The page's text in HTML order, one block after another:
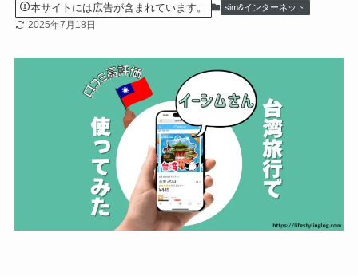
本サイトには広告が含まれています。 sim&インターネット
2025年7月18日